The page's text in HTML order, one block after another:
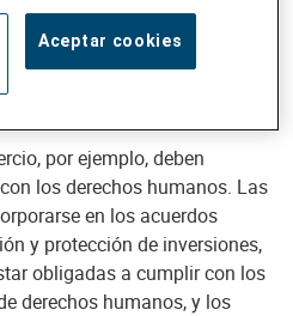
diseñarse a favor del desarrollo
la política comercial, financiera
sobre el medio ambiente
y la política agrícola.
por ejemplo, deben
los derechos humanos. Las
en los acuerdos
y protección de inversiones,
obligadas a cumplir con los
derechos humanos, y los
Aceptar cookies